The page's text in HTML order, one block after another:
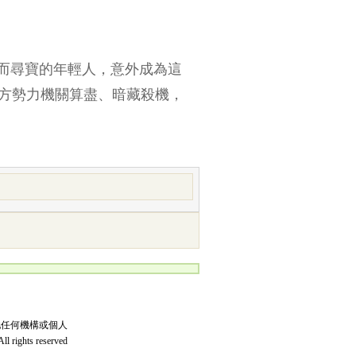
寶的年輕人，意外成為這
勢力機關算盡、暗藏殺機，
何機構或個人
rights reserved